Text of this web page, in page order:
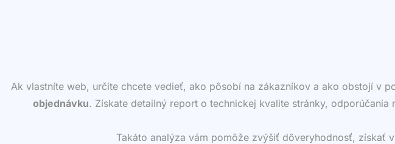
Ak vlastníte web, určite chcete vedieť, ako pôsobí na zákazníkov a ako obstojí v
objednávku. Získate detailný report o technickej kvalite stránky,
Takáto analýza vám pomôže zvýšiť dôveryhodnosť, získať